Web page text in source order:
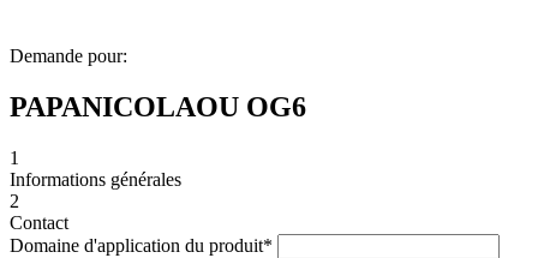
Demande pour:
PAPANICOLAOU OG6
1
Informations générales
2
Contact
Domaine d'application du produit*